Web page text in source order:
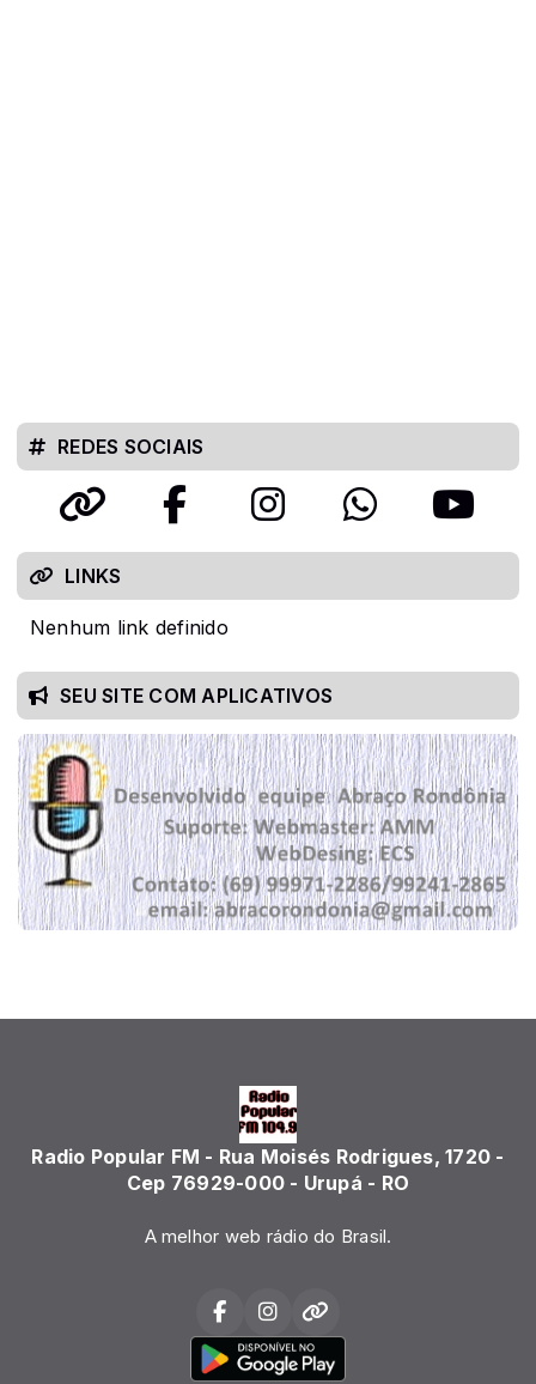
REDES SOCIAIS
LINKS
Nenhum link definido
SEU SITE COM APLICATIVOS
Radio Popular FM - Rua Moisés Rodrigues, 1720 -
Cep 76929-000 - Urupá - RO
A melhor web rádio do Brasil.